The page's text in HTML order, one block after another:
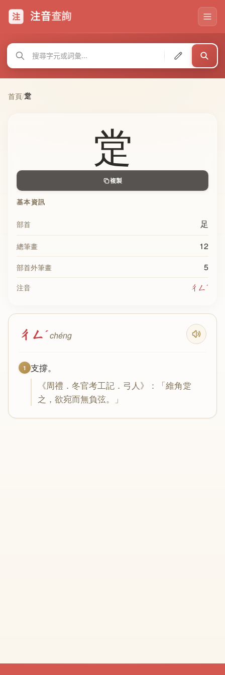
注 注音查詢
首頁/䟫
䟫
複製
基本資訊
部首 足
總筆畫 12
部首外筆畫 5
注音 ㄔㄥˊ
ㄔㄥˊchéng
1 支撐。
《周禮．冬官考工記．弓人》：「維角䟫
之，欲宛而無負弦。」